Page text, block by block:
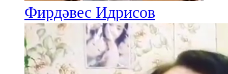
Фирдәвес Идрисов